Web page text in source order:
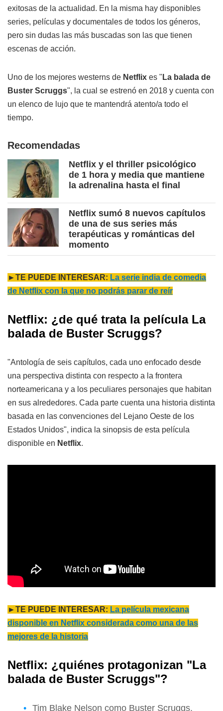
exitosas de la actualidad. En la misma hay disponibles
series, películas y documentales de todos los géneros,
pero sin dudas las más buscadas son las que tienen
escenas de acción.
Uno de los mejores westerns de Netflix es " La balada de
Buster Scruggs", la cual se estrenó en 2018 y cuenta con
un elenco de lujo que te mantendrá atento/a todo el
tiempo.
Recomendadas
Netflix y el thriller psicológico
de 1 hora y media que mantiene
la adrenalina hasta el final
Netflix sumó 8 nuevos capítulos
de una de sus series más
terapéuticas y románticas del
momento
►TE PUEDE INTERESAR: La serie india de comedia
de Netflix con la que no podrás parar de reír
Netflix: ¿de qué trata la película La
balada de Buster Scruggs?
"Antología de seis capítulos, cada uno enfocado desde
una perspectiva distinta con respecto a la frontera
norteamericana y a los peculiares personajes que habitan
en sus alrededores. Cada parte cuenta una historia distinta
basada en las convenciones del Lejano Oeste de los
Estados Unidos", indica la sinopsis de esta película
disponible en Netflix.
►TE PUEDE INTERESAR: La película mexicana
disponible en Netflix considerada como una de las
mejores de la historia
Netflix: ¿quiénes protagonizan "La
balada de Buster Scruggs"?
Tim Blake Nelson como Buster Scruggs.